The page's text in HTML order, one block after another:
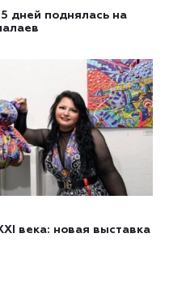
дней поднялась на
века: новая выставка